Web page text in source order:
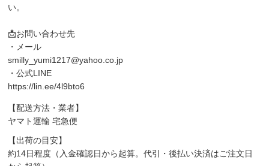
い。
📩お問い合わせ先
・メール
smilly_yumi1217@yahoo.co.jp
・公式LINE
https://lin.ee/4l9bto6
【配送方法・業者】
ヤマト運輸 宅急便
【出荷の目安】
約14日程度（入金確認日から起算。代引・後払い決済はご注文日